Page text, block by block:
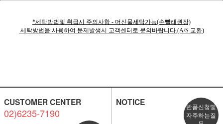
*세탁방법및 취급시 주의사항 - 머신물세탁가능(손빨래권장)
세탁방법을 사용하여 문제발생시 고객센터로 문의바랍니다.(A/S 교환)
CUSTOMER CENTER
02)6235-7190
NOTICE
반품신청및
자주하는질